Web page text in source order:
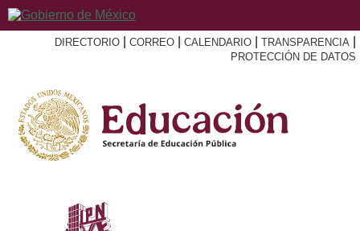
DIRECTORIO CORREO CALENDARIO TRANSPARENCIA
PROTECCIÓN DE DATOS